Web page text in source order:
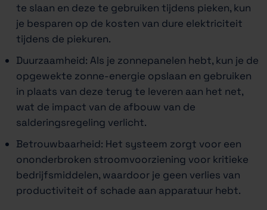
te slaan en deze te gebruiken tijdens pieken, kun
je besparen op de kosten van dure elektriciteit
tijdens de piekuren.
Duurzaamheid: Als je zonnepanelen hebt, kun je de
opgewekte zonne-energie opslaan en gebruiken
in plaats van deze terug te leveren aan het net,
wat de impact van de afbouw van de
salderingsregeling verlicht.
Betrouwbaarheid: Het systeem zorgt voor een
ononderbroken stroomvoorziening voor kritieke
bedrijfsmiddelen, waardoor je geen verlies van
productiviteit of schade aan apparatuur hebt.